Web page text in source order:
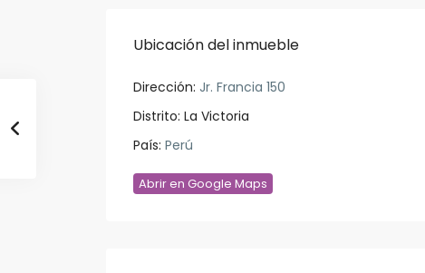
Ubicación del inmueble
Dirección: Jr. Francia 150
Distrito: La Victoria
País: Perú
Abrir en Google Maps